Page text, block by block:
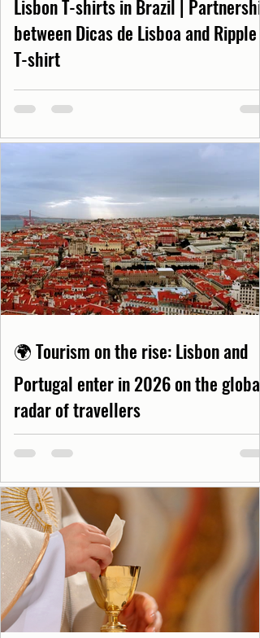
Lisbon T-shirts in Brazil | Partnership
between Dicas de Lisboa and Ripple
T-shirt
🌍 Tourism on the rise: Lisbon and
Portugal enter in 2026 on the global
radar of travellers